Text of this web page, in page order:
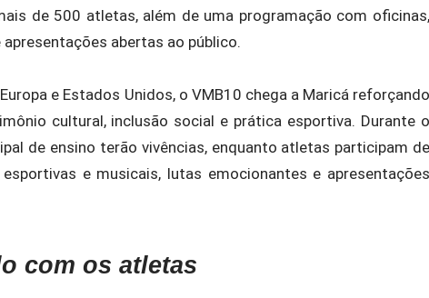
de 500 atletas, além de uma programação com oficinas,
abertas ao público.
e Estados Unidos, o VMB10 chega a Maricá reforçando
cultural, inclusão social e prática esportiva. Durante o
de ensino terão vivências, enquanto atletas participam de
e musicais, lutas emocionantes e apresentações
com os atletas